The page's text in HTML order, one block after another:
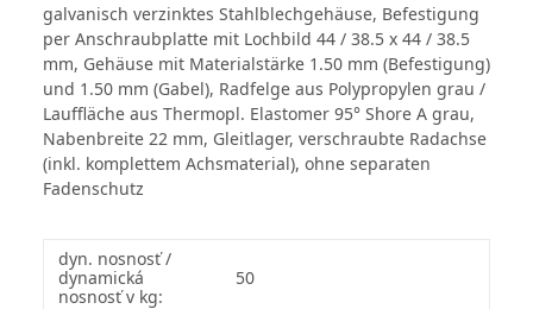
galvanisch verzinktes Stahlblechgehäuse, Befestigung
per Anschraubplatte mit Lochbild 44 / 38.5 x 44 / 38.5
mm, Gehäuse mit Materialstärke 1.50 mm (Befestigung)
und 1.50 mm (Gabel), Radfelge aus Polypropylen grau /
Lauffläche aus Thermopl. Elastomer 95° Shore A grau,
Nabenbreite 22 mm, Gleitlager, verschraubte Radachse
(inkl. komplettem Achsmaterial), ohne separaten
Fadenschutz
dyn. nosnosť /
dynamická
nosnosť v kg:
50